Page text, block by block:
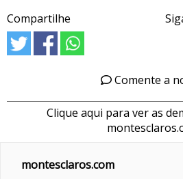
Compartilhe
Comente a
Clique aqui para ver as
montesclaros.com